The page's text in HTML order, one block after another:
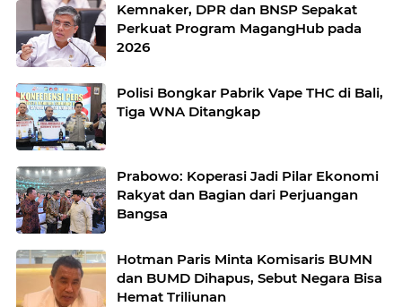
Kemnaker, DPR dan BNSP Sepakat
Perkuat Program MagangHub pada
2026
Polisi Bongkar Pabrik Vape THC di Bali,
Tiga WNA Ditangkap
Prabowo: Koperasi Jadi Pilar Ekonomi
Rakyat dan Bagian dari Perjuangan
Bangsa
Hotman Paris Minta Komisaris BUMN
dan BUMD Dihapus, Sebut Negara Bisa
Hemat Triliunan